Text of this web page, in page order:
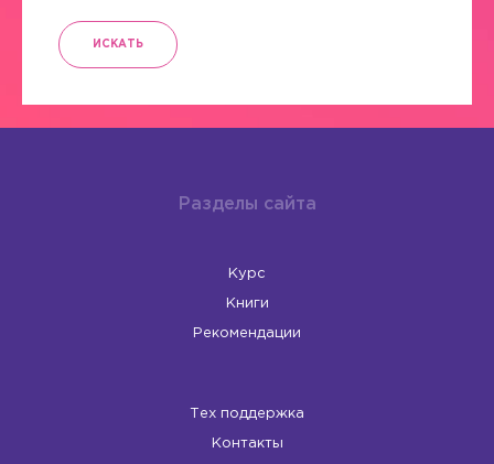
ИСКАТЬ
Разделы сайта
Курс
Книги
Рекомендации
Тех поддержка
Контакты